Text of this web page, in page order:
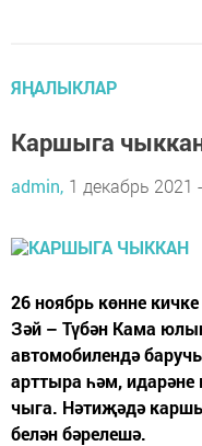
ЯҢАЛЫКЛАР
Каршыга
admin, 1 декабрь 2021
26 ноябрь көнне
Зәй – Түбән Кама
автомобилендә
арттыра һәм,
чыга. Нәтиҗәдә
белән бәрелешә.